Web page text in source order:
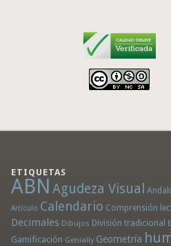
ETIQUETAS
ABN Agudeza Visual
Artículo Calendario Comprensión
Decimales Dibujos División tradicional
Gamificación Genially Geometría